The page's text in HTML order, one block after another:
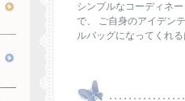
シンプルなコーディネ
で、 ご自身のアイデン
ルバッグになってくれ